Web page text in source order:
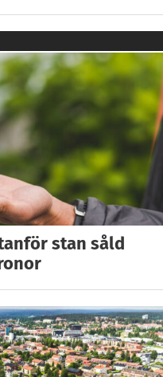
stan såld